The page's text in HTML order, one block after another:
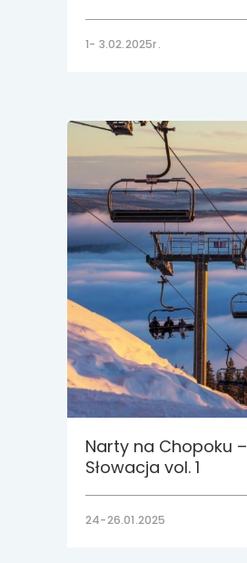
1- 3.02.2025r.
Narty na Chopoku –
Słowacja vol. 1
24-26.01.2025